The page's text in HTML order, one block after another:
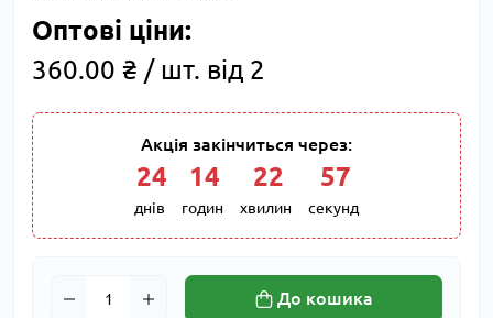
Оптові ціни:
360.00 ₴ / шт. від 2
Акція закінчиться через:
24
днів
14
годин
22
хвилин
56
секунд
До кошика